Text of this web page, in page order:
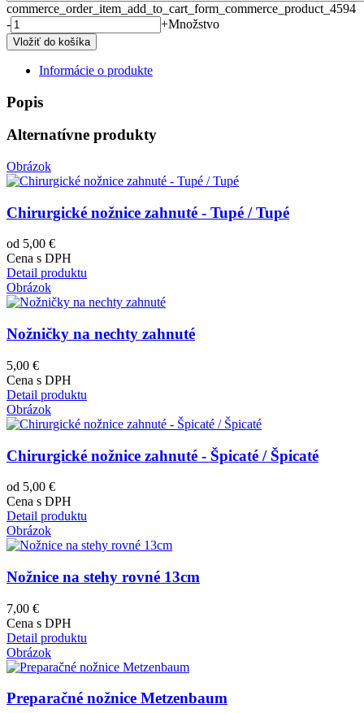
commerce_order_item_add_to_cart_form_commerce_product_4594
-
+Množstvo
Informácie o produkte
Popis
Alternatívne produkty
Obrázok
Chirurgické nožnice zahnuté - Tupé / Tupé
od 5,00 €
Cena s DPH
Detail produktu
Obrázok
Nožničky na nechty zahnuté
5,00 €
Cena s DPH
Detail produktu
Obrázok
Chirurgické nožnice zahnuté - Špicaté / Špicaté
od 5,00 €
Cena s DPH
Detail produktu
Obrázok
Nožnice na stehy rovné 13cm
7,00 €
Cena s DPH
Detail produktu
Obrázok
Preparačné nožnice Metzenbaum